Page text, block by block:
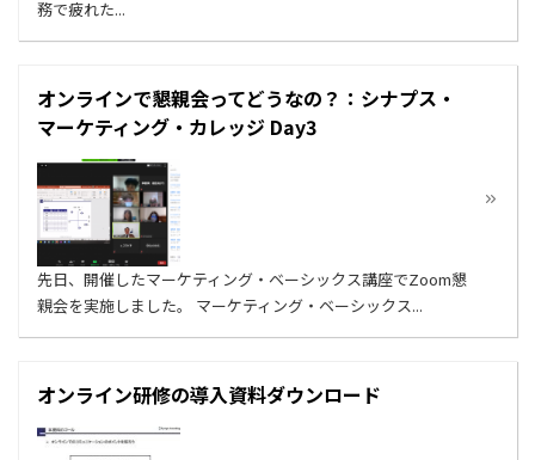
務で疲れた...
オンラインで懇親会ってどうなの？：シナプス・
マーケティング・カレッジ Day3
先日、開催したマーケティング・ベーシックス講座でZoom懇
親会を実施しました。 マーケティング・ベーシックス...
オンライン研修の導入資料ダウンロード